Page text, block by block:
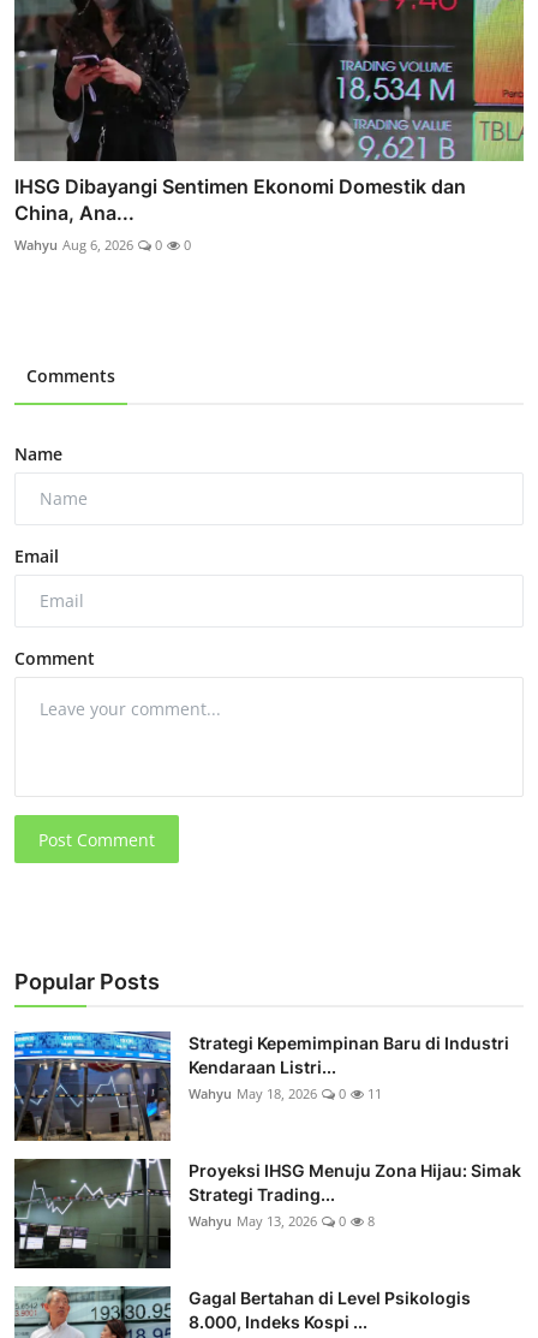
IHSG Dibayangi Sentimen Ekonomi Domestik dan
China, Ana...
Wahyu Aug 6, 2026 0 0
Comments
Name
Email
Comment
Post Comment
Popular Posts
Strategi Kepemimpinan Baru di Industri
Kendaraan Listri...
Wahyu May 18, 2026 0 11
Proyeksi IHSG Menuju Zona Hijau: Simak
Strategi Trading...
Wahyu May 13, 2026 0 8
Gagal Bertahan di Level Psikologis
8.000, Indeks Kospi ...